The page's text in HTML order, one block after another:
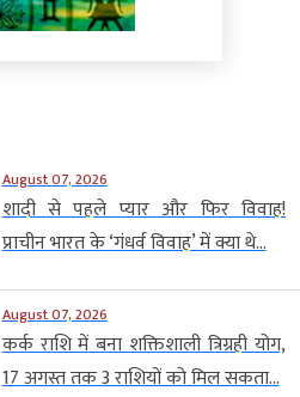
August 07, 2026
शादी से पहले प्यार और फिर विवाह!
प्राचीन भारत के ‘गंधर्व विवाह’ में क्या थे...
August 07, 2026
कर्क राशि में बना शक्तिशाली त्रिग्रही योग,
17 अगस्त तक 3 राशियों को मिल सकता...